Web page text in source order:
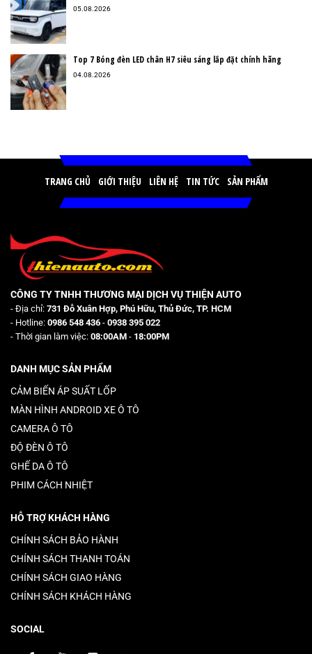
05.08.2026
Top 7 Bóng đèn LED chân H7 siêu sáng lắp đặt chính hãng
04.08.2026
TRANG CHỦ GIỚI THIỆU LIÊN HỆ TIN TỨC SẢN PHẨM
CÔNG TY TNHH THƯƠNG MẠI DỊCH VỤ THIỆN AUTO
- Địa chỉ: 731 Đỗ Xuân Hợp, Phú Hữu, Thủ Đức, TP. HCM
- Hotline: 0986 548 436 - 0938 395 022
- Thời gian làm việc: 08:00AM - 18:00PM
DANH MỤC SẢN PHẨM
CẢM BIẾN ÁP SUẤT LỐP
MÀN HÌNH ANDROID XE Ô TÔ
CAMERA Ô TÔ
ĐỘ ĐÈN Ô TÔ
GHẾ DA Ô TÔ
PHIM CÁCH NHIỆT
HỖ TRỢ KHÁCH HÀNG
CHÍNH SÁCH BẢO HÀNH
CHÍNH SÁCH THANH TOÁN
CHÍNH SÁCH GIAO HÀNG
CHÍNH SÁCH KHÁCH HÀNG
SOCIAL